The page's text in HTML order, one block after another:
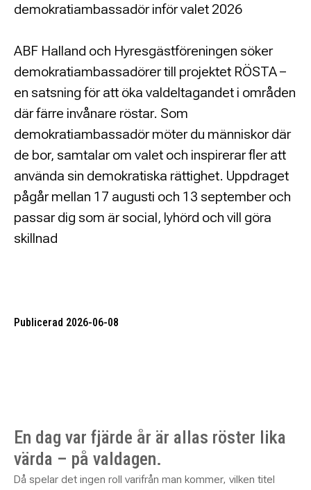
demokratiambassadör inför valet 2026
ABF Halland och Hyresgästföreningen söker
demokratiambassadörer till projektet RÖSTA –
en satsning för att öka valdeltagandet i områden
där färre invånare röstar. Som
demokratiambassadör möter du människor där
de bor, samtalar om valet och inspirerar fler att
använda sin demokratiska rättighet. Uppdraget
pågår mellan 17 augusti och 13 september och
passar dig som är social, lyhörd och vill göra
skillnad
Publicerad 2026-06-08
En dag var fjärde år är allas röster lika
värda – på valdagen.
Då spelar det ingen roll varifrån man kommer, vilken titel